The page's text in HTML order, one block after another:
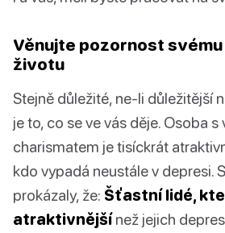
Věnujte pozornost
životu
Stejně důležité, ne-li důležitější
je to, co se ve vás děje. Osoba s
charismatem je tisíckrát
kdo vypadá neustále v depresi.
prokázaly, že: Šťastní lidé,
atraktivnějšínež jejich